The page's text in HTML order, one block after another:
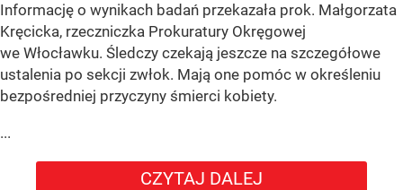
Informację o wynikach badań przekazała prok. Małgorzata
Kręcicka, rzeczniczka Prokuratury Okręgowej
we Włocławku. Śledczy czekają jeszcze na szczegółowe
ustalenia po sekcji zwłok. Mają one pomóc w określeniu
bezpośredniej przyczyny śmierci kobiety.
...
CZYTAJ DALEJ